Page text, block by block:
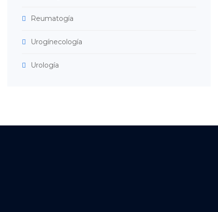
Reumatogía
Urogínecología
Urología